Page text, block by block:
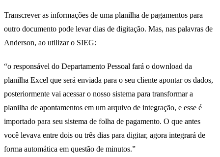
Transcrever as informações de uma planilha de pagamentos para
outro documento pode levar dias de digitação. Mas, nas palavras de
Anderson, ao utilizar o SIEG:
“o responsável do Departamento Pessoal fará o download da
planilha Excel que será enviada para o seu cliente apontar os dados,
posteriormente vai acessar o nosso sistema para transformar a
planilha de apontamentos em um arquivo de integração, e esse é
importado para seu sistema de folha de pagamento. O que antes
você levava entre dois ou três dias para digitar, agora integrará de
forma automática em questão de minutos.”